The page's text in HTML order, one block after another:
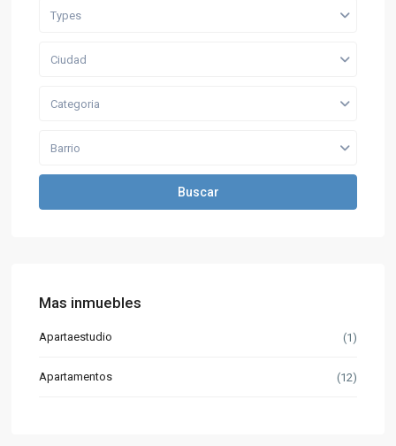
Types
Ciudad
Categoria
Barrio
Buscar
Mas inmuebles
Apartaestudio (1)
Apartamentos (12)